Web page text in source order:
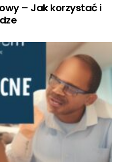
– Jak korzystać i